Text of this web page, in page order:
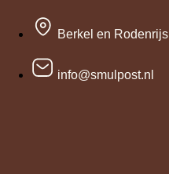
Berkel en Rodenrijs
info@smulpost.nl